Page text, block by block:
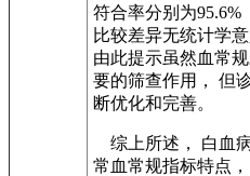
符合率分别为95.6%
比较差异无统计学意
由此提示虽然血常
要的筛查作用， 但
断优化和完善。
综上所述， 白血
常血常规指标特点